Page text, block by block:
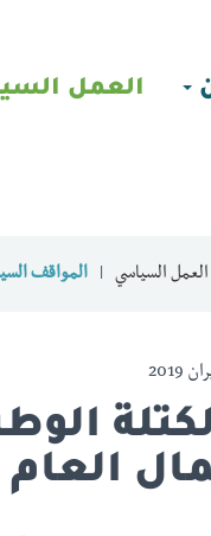
العمل
العمل السياسي المواقف
العام